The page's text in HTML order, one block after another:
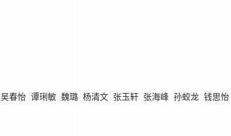
吴春怡 谭琍敏 魏璐 杨清文 张玉轩 张海峰 孙蛟龙 钱思怡